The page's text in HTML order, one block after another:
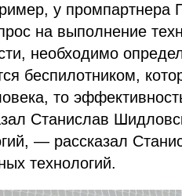
у
на выполнение
необходимо
беспилотником,
то
Станислав
— рассказал
технологий.